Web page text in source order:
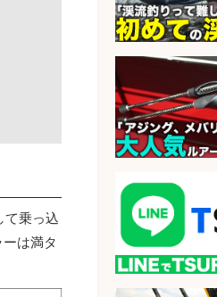
て乗っ込
は満タ